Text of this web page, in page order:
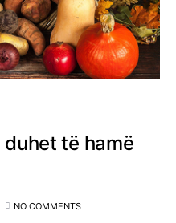
të hamë
NO COMMENTS